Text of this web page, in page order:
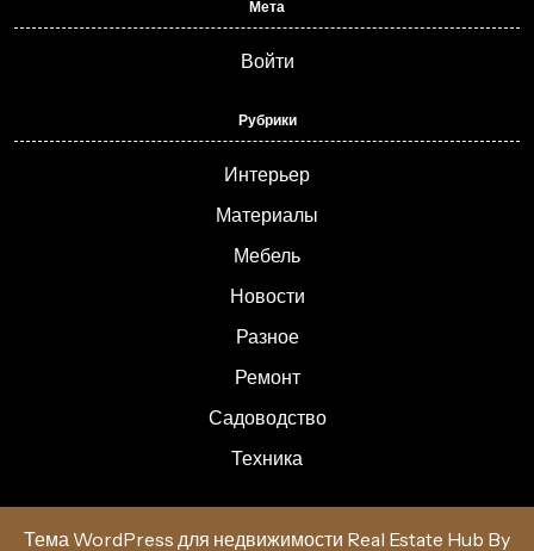
Мета
Войти
Рубрики
Интерьер
Материалы
Мебель
Новости
Разное
Ремонт
Садоводство
Техника
Тема WordPress для недвижимости Real Estate Hub By